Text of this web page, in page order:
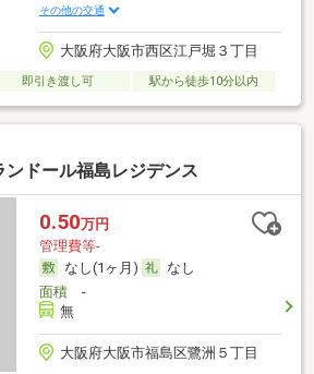
その他の交通
大阪府大阪市西区江戸堀３丁目
即引き渡し可 駅から徒歩10分以内
ンドール福島レジデンス
0.50万円
管理費等-
なし(1ヶ月)
なし
面積-
無
大阪府大阪市福島区鷺洲５丁目